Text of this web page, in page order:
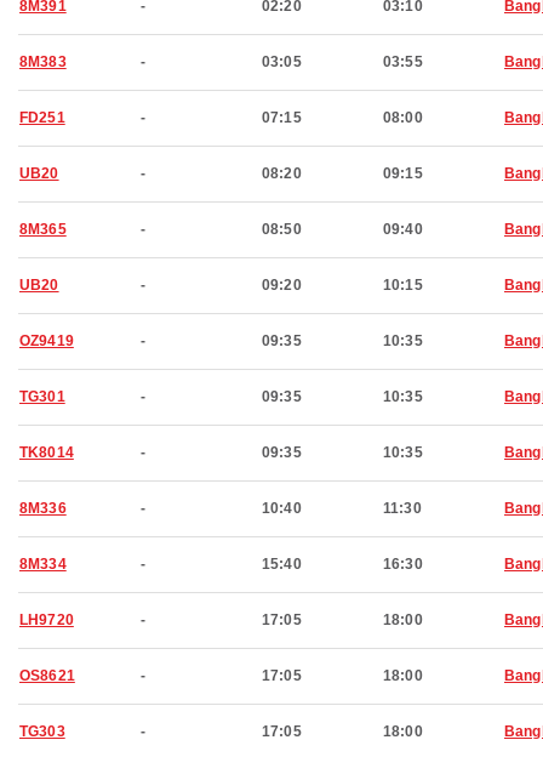
8M391 - 02:20 03:10
8M383 - 03:05 03:55
FD251 - 07:15 08:00
UB20 - 08:20 09:15
8M365 - 08:50 09:40
UB20 - 09:20 10:15
OZ9419 - 09:35 10:35
TG301 - 09:35 10:35
TK8014 - 09:35 10:35
8M336 - 10:40 11:30
8M334 - 15:40 16:30
LH9720 - 17:05 18:00
OS8621 - 17:05 18:00
TG303 - 17:05 18:00